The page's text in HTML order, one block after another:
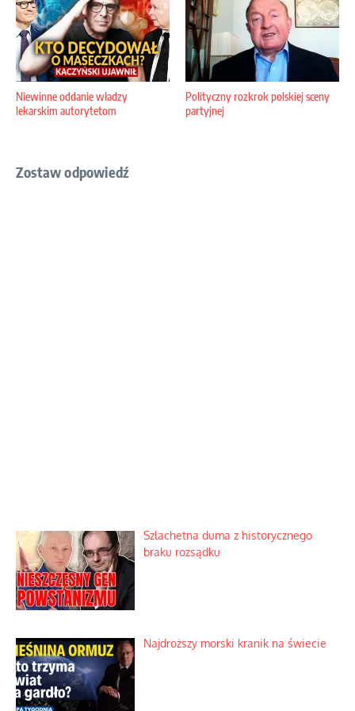
Niewinne oddanie władzy
lekarskim autorytetom
Polityczny rozkrok polskiej sceny
partyjnej
Zostaw odpowiedź
Szlachetna duma z historycznego
braku rozsądku
Najdroższy morski kranik na świecie